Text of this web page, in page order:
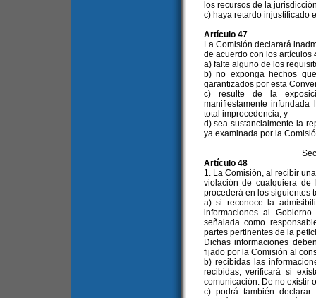
los recursos de la
c) haya retardo injustificado
Artículo 47
La Comisión declarará
de acuerdo con los artículos
a) falte alguno de los
b) no exponga hechos
garantizados por esta
c) resulte de la
manifiestamente
total improcedencia, y
d) sea sustancialmente la
ya examinada por la
Artículo 48
1. La Comisión, al recibir
violación de cualquiera de
procederá en los siguientes
a) si reconoce la
informaciones al
señalada como
partes pertinentes de la
Dichas informaciones
fijado por la Comisión al
b) recibidas las
recibidas, verificará si
comunicación. De no existir
c) podrá también